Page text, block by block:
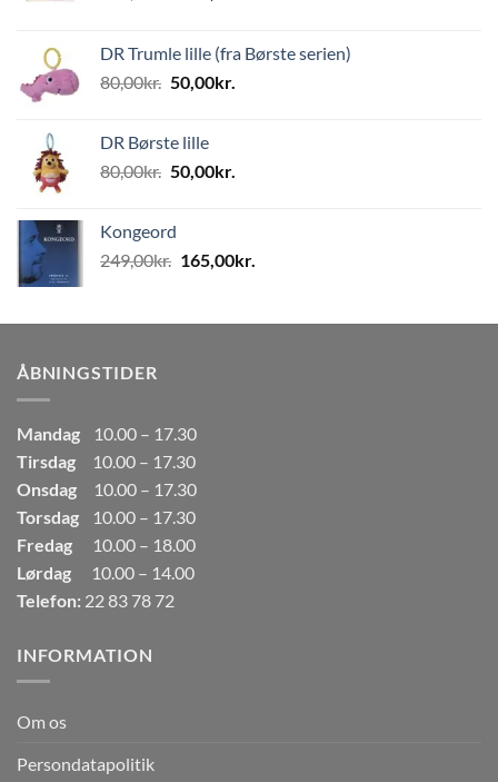
var:
499,00kr..
er:
DR Trumle lille (fra Børste serien)
80,00kr. Den
var:
80,00kr..
50,00kr.
50,00kr..
DR Børste lille
80,00kr. Den
var:
80,00kr..
50,00kr.
50,00kr..
Kongeord
249,00kr. Den
var:
165,00kr.
er:
ÅBNINGSTIDER
Mandag
10.00 – 17.30
Tirsdag
10.00 – 17.30
Onsdag
10.00 – 17.30
Torsdag
10.00 – 17.30
Fredag
10.00 – 18.00
Lørdag
10.00 – 14.00
Telefon: 22 83 78 72
INFORMATION
Om os
Persondatapolitik